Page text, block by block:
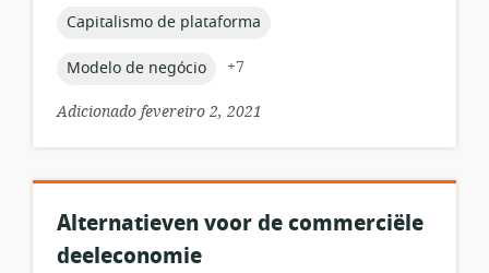
publicação:
topic:
Capitalismo de plataforma
topic:
Modelo de negócio
+7
Adicionado fevereiro 2, 2021
Alternatieven voor de commerciële
deeleconomie